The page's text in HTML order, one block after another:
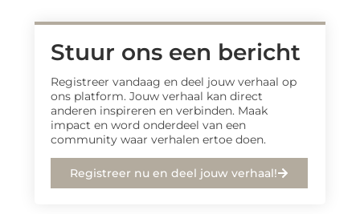
Stuur ons een bericht
Registreer vandaag en deel jouw verhaal op
ons platform. Jouw verhaal kan direct
anderen inspireren en verbinden. Maak
impact en word onderdeel van een
community waar verhalen ertoe doen.
Registreer nu en deel jouw verhaal!